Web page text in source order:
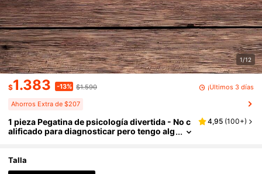
1/12
$1.383 -13% $1.590 ¡Últimos 3 días
Ahorros Extra de $207
1 pieza Pegatina de psicología divertida - No c
alificado para diagnosticar pero tengo alg
Regalo de humor sobre salud mental para co
mputadora portátil, botella de agua, cuaderno
4,95 (100+)
Talla